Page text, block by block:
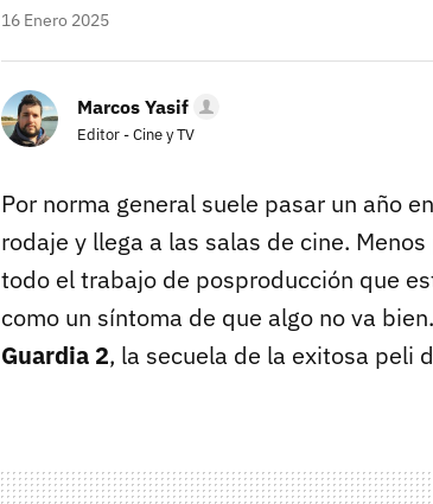
16 Enero 2025
Marcos Yasif
Editor - Cine y TV
Por norma general suele pasar un año
rodaje y llega a las salas de cine.
todo el trabajo de posproducción que
como un síntoma de que algo no va
Guardia 2, la secuela de la exitosa peli